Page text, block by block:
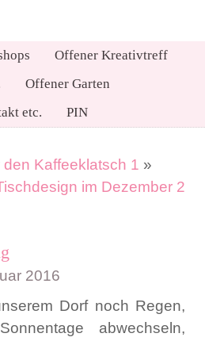
Offener Kreativtreff
Offener Garten
etc. PIN
Kaffeeklatsch 1 »
im Dezember 2
2016
Dorf noch Regen,
abwechseln,